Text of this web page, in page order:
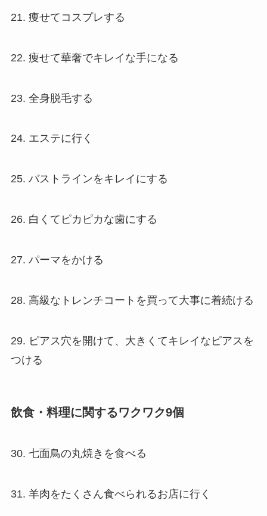
21. 痩せてコスプレする
22. 痩せて華奢でキレイな手になる
23. 全身脱毛する
24. エステに行く
25. バストラインをキレイにする
26. 白くてピカピカな歯にする
27. パーマをかける
28. 高級なトレンチコートを買って大事に着続ける
29. ピアス穴を開けて、大きくてキレイなピアスを
つける
飲食・料理に関するワクワク9個
30. 七面鳥の丸焼きを食べる
31. 羊肉をたくさん食べられるお店に行く